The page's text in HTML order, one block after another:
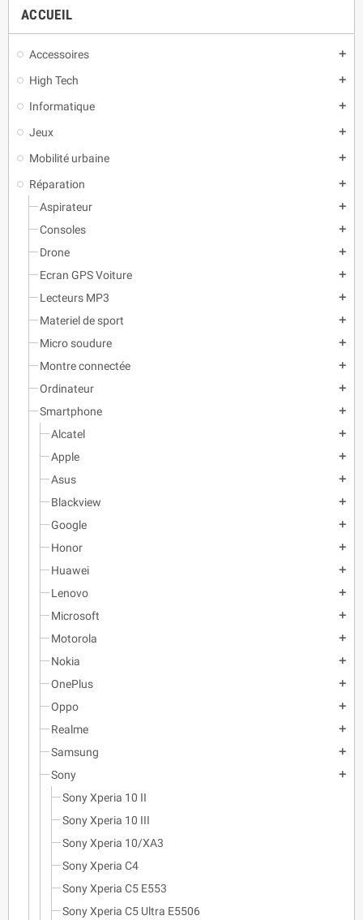
ACCUEIL
Accessoires add
High Tech add
Informatique add
Jeux add
Mobilité urbaine add
Réparation add
Aspirateur add
Consoles add
Drone add
Ecran GPS Voiture add
Lecteurs MP3 add
Materiel de sport add
Micro soudure add
Montre connectée add
Ordinateur add
Smartphone add
Alcatel add
Apple add
Asus add
Blackview add
Google add
Honor add
Huawei add
Lenovo add
Microsoft add
Motorola add
Nokia add
OnePlus add
Oppo add
Realme add
Samsung add
Sony add
Sony Xperia 10 II
Sony Xperia 10 III
Sony Xperia 10/XA3
Sony Xperia C4
Sony Xperia C5 E553
Sony Xperia C5 Ultra E5506